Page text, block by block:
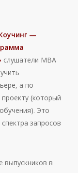
—
слушатели МВА
а по
(который
Это
запросов
выпускников в